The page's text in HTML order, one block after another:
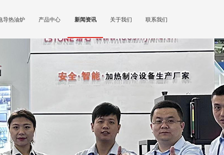
导热油炉 产品中心 新闻资讯 关于我们 联系我们